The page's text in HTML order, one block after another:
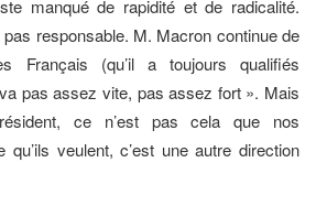
manqué de rapidité et de radicalité.
responsable. M. Macron continue de
Français (qu’il a toujours qualifiés
pas assez vite, pas assez fort ». Mais
ce n’est pas cela que nos
veulent, c’est une autre direction